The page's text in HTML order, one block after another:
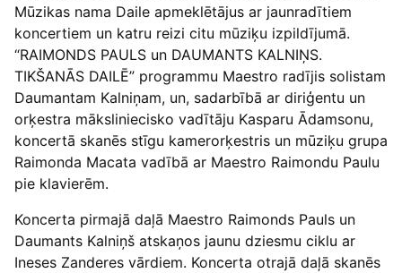
Mūzikas nama Daile apmeklētājus ar jaunradītiem
koncertiem un katru reizi citu mūziķu izpildījumā.
“RAIMONDS PAULS un DAUMANTS KALNIŅS.
TIKŠANĀS DAILĒ” programmu Maestro radījis solistam
Daumantam Kalniņam, un, sadarbībā ar diriģentu un
orķestra māksliniecisko vadītāju Kasparu Ādamsonu,
koncertā skanēs stīgu kamerorķestris un mūziķu grupa
Raimonda Macata vadībā ar Maestro Raimondu Paulu
pie klavierēm.
Koncerta pirmajā daļā Maestro Raimonds Pauls un
Daumants Kalniņš atskaņos jaunu dziesmu ciklu ar
Ineses Zanderes vārdiem. Koncerta otrajā daļā skanēs